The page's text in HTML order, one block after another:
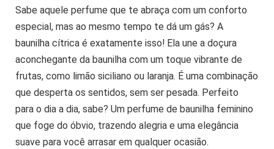
Sabe aquele perfume que te abraça com um conforto
especial, mas ao mesmo tempo te dá um gás? A
baunilha cítrica é exatamente isso! Ela une a doçura
aconchegante da baunilha com um toque vibrante de
frutas, como limão siciliano ou laranja. É uma combinação
que desperta os sentidos, sem ser pesada. Perfeito
para o dia a dia, sabe? Um perfume de baunilha feminino
que foge do óbvio, trazendo alegria e uma elegância
suave para você arrasar em qualquer ocasião.